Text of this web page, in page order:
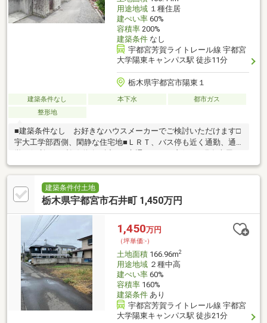
用途地域１種住居
建ぺい率60%
容積率200%
建築条件なし
宇都宮芳賀ライトレール線 宇都宮
大学陽東キャンパス駅 徒歩11分
栃木県宇都宮市陽東１
建築条件なし 本下水
都市ガス
整形地
■建築条件なし お好きなハウスメーカーでご検討いただけます□
宇大工学部西側、閑静な住宅地■ＬＲＴ、バス停も近く通勤、通
ありますが、更地にてお引渡しとなります
建築条件付土地
栃木県宇都宮市石井町 1,450万円
1,450万円
（坪単価:-）
土地面積166.96m2
用途地域２種中高
建ぺい率60%
容積率160%
建築条件あり
宇都宮芳賀ライトレール線 宇都宮
大学陽東キャンパス駅 徒歩21分